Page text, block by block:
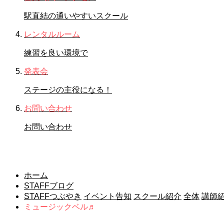
駅直結の通いやすいスクール
レンタルルーム
練習を良い環境で
発表会
ステージの主役になる！
お問い合わせ
お問い合わせ
ホーム
STAFFブログ
STAFFつぶやき イベント告知 スクール紹介 全体 講師
ミュージックベル♬